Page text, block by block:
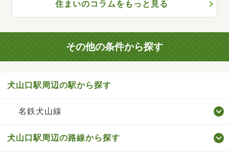
住まいのコラムをもっと見る
その他の条件から探す
犬山口駅周辺の駅から探す
名鉄犬山線
犬山口駅周辺の路線から探す